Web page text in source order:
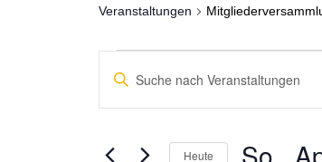
Veranstaltungen
Suche
und
Ansichten,
Bitte
nach
Heute So.,